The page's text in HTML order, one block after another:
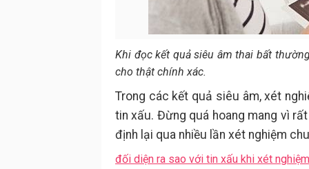
Khi đọc kết quả siêu âm thai bất
cho thật chính xác.
Trong các kết quả siêu âm, xét
tin xấu. Đừng quá hoang mang vì
định lại qua nhiều lần xét nghiệm
đối diện ra sao với tin xấu khi xét